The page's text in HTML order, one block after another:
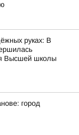
руках: В
Высшей школы
город